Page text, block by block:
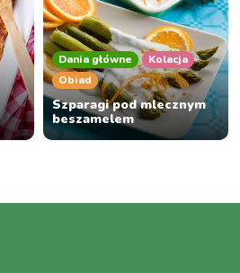
Dania główne
Kolacja
Obiad
Szparagi pod mlecznym
beszamelem